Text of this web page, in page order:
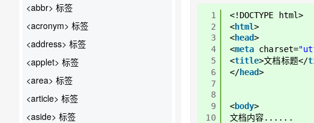
<abbr> 标签
<acronym> 标签
<address> 标签
<applet> 标签
<area> 标签
<article> 标签
<aside> 标签
1
2
3
4
5
6
7
8
9
10
<!DOCTYPE html>
<html>
<head>
<meta charset=
<title>文档标题</
</head>
<body>
文档内容......